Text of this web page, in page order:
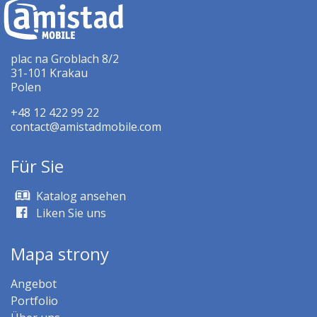
plac na Groblach 8/2
31-101 Krakau
Polen
+48 12 422 99 22
contact@amistadmobile.com
Für Sie
Katalog ansehen
Liken Sie uns
Mapa strony
Angebot
Portfolio